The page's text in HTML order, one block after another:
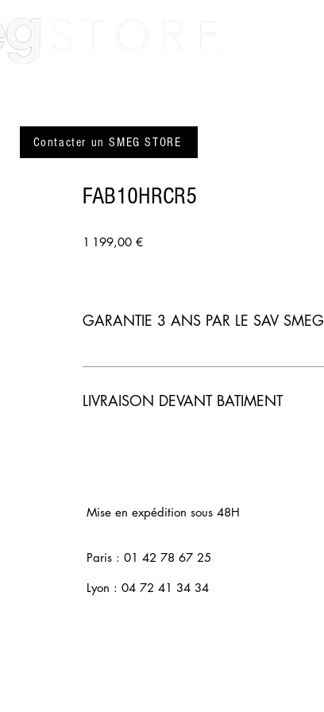
FAB10HRCR5
1 199,00 €Prix
GARANTIE 3 ANS PAR LE SAV SMEG
LIVRAISON DEVANT BATIMENT
Mise en expédition sous 48H
Paris : 01 42 78 67 25
Lyon : 04 72 41 34 34
Contacter un SMEG STORE